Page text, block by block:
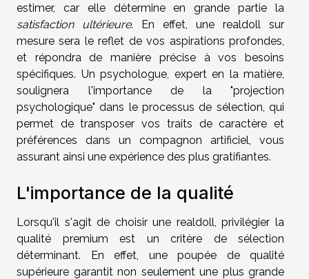
estimer, car elle détermine en grande partie la
satisfaction ultérieure. En effet, une realdoll sur
mesure sera le reflet de vos aspirations profondes,
et répondra de manière précise à vos besoins
spécifiques. Un psychologue, expert en la matière,
soulignera l'importance de la "projection
psychologique" dans le processus de sélection, qui
permet de transposer vos traits de caractère et
préférences dans un compagnon artificiel, vous
assurant ainsi une expérience des plus gratifiantes.
L'importance de la qualité
Lorsqu'il s'agit de choisir une realdoll, privilégier la
qualité premium est un critère de sélection
déterminant. En effet, une poupée de qualité
supérieure garantit non seulement une plus grande